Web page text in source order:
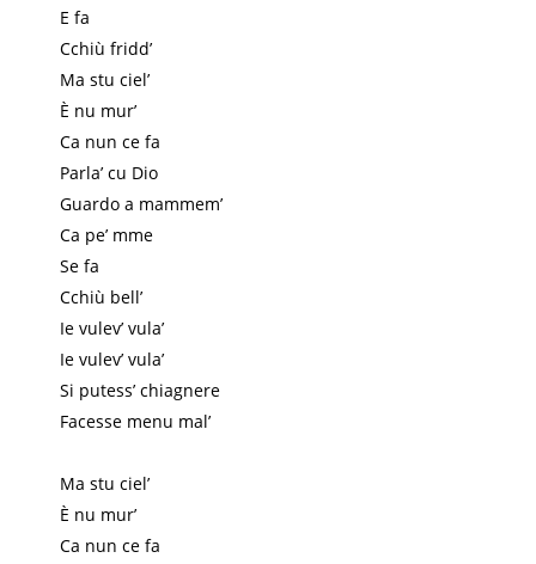
E fa
Cchiù fridd’
Ma stu ciel’
È nu mur’
Ca nun ce fa
Parla’ cu Dio
Guardo a mammem’
Ca pe’ mme
Se fa
Cchiù bell’
Ie vulev’ vula’
Ie vulev’ vula’
Si putess’ chiagnere
Facesse menu mal’
Ma stu ciel’
È nu mur’
Ca nun ce fa